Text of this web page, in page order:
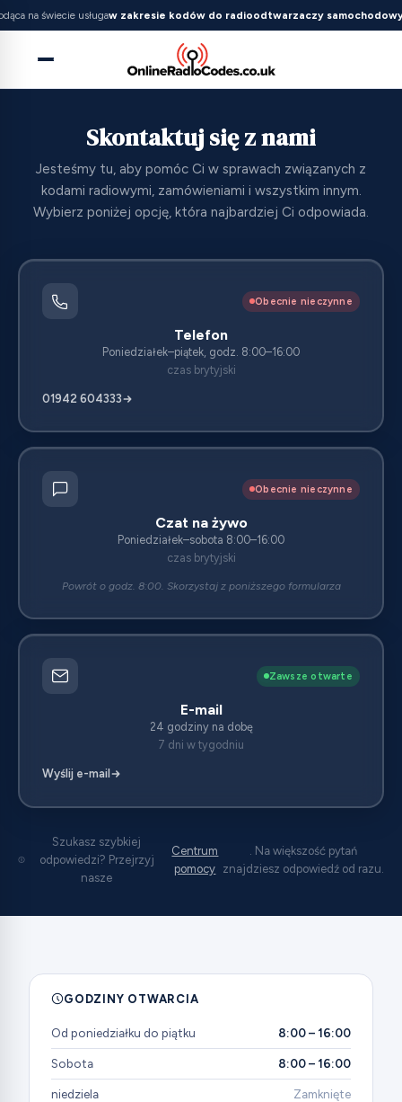
na świecie usługaw zakresie kodów do radioodtwarzaczy
Skontaktuj się z nami
Jesteśmy tu, aby pomóc Ci w sprawach związanych z
kodami radiowymi, zamówieniami i wszystkim innym.
Wybierz poniżej opcję, która najbardziej Ci odpowiada.
Obecnie nieczynne
Telefon
Poniedziałek–piątek, godz. 8:00–16:00
czas brytyjski
01942 604333
Obecnie nieczynne
Czat na żywo
Poniedziałek–sobota 8:00–16:00
czas brytyjski
Powrót o godz. 8:00. Skorzystaj z poniższego formularza
Zawsze otwarte
E-mail
24 godziny na dobę
7 dni w tygodniu
Wyślij e-mail
Szukasz szybkiej
odpowiedzi? Przejrzyj
nasze
Centrum
pomocy
. Na większość pytań
znajdziesz odpowiedź od razu.
GODZINY OTWARCIA
Od poniedziałku do piątku 8:00 – 16:00
Sobota 8:00 – 16:00
niedziela Zamknięte